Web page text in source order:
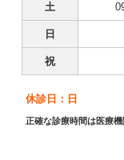
土
日
祝
休診日：日
正確な診療時間は医療